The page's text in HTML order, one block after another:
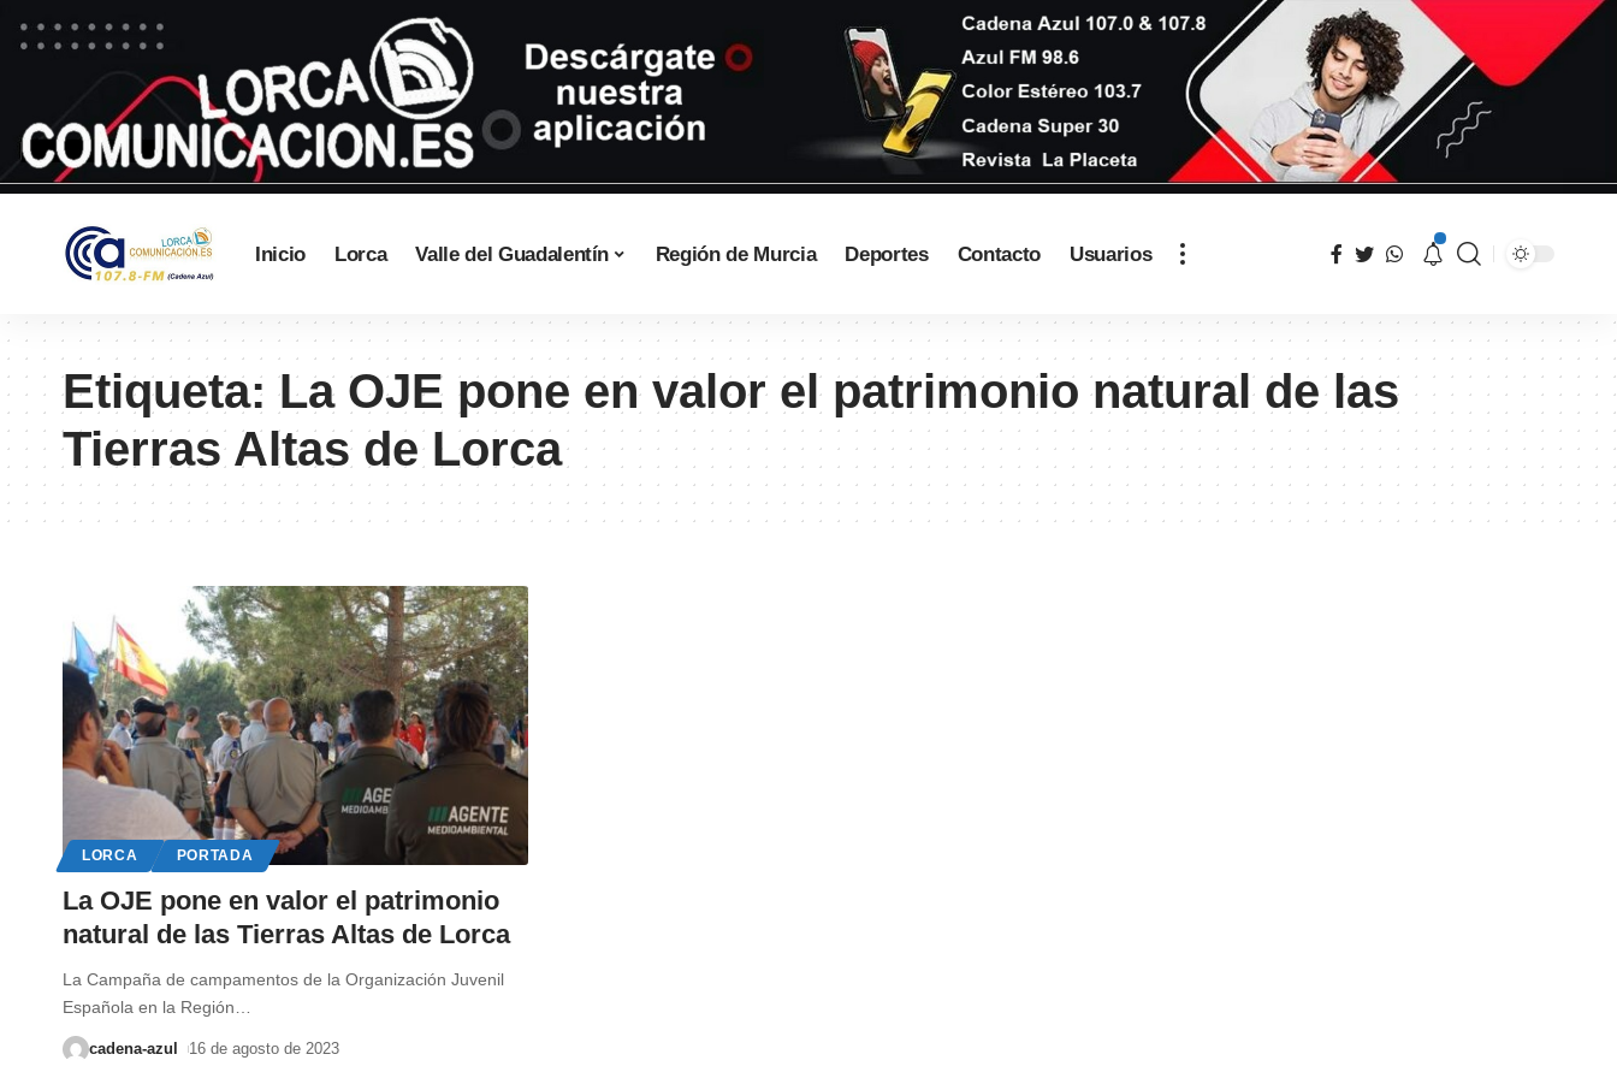
Inicio Lorca Valle del Guadalentín Región de Murcia Deportes Contacto Usuarios
Etiqueta:La OJE pone en valor el patrimonio natural de las
Tierras Altas de Lorca
LORCA PORTADA
La OJE pone en valor el patrimonio
natural de las Tierras Altas de Lorca
La Campaña de campamentos de la Organización Juvenil
Española en la Región…
cadena-azul 16 de agosto de 2023